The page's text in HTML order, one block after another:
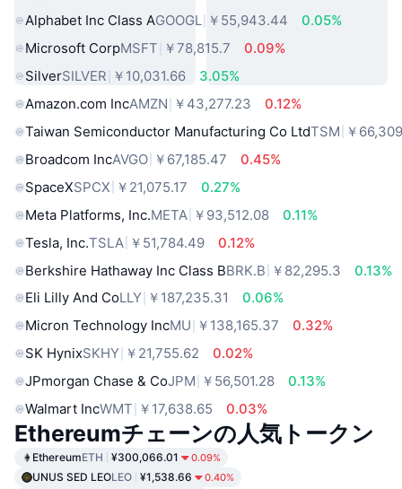
Alphabet Inc Class AGOOGL ￥55,943.44
0.05%
Microsoft CorpMSFT ￥78,815.7
0.09%
SilverSILVER ￥10,031.66
3.05%
Amazon.com IncAMZN ￥43,277.23
0.12%
Taiwan Semiconductor Manufacturing Co LtdTSM ￥
Broadcom IncAVGO ￥67,185.47
0.45%
SpaceXSPCX ￥21,075.17
0.27%
Meta Platforms, Inc.META ￥93,512.08
0.11%
Tesla, Inc.TSLA ￥51,784.49
0.12%
Berkshire Hathaway Inc Class BBRK.B ￥82,295.3
0.13%
Eli Lilly And CoLLY ￥187,235.31
0.06%
Micron Technology IncMU ￥138,165.37
0.32%
SK HynixSKHY ￥21,755.62
0.02%
JPmorgan Chase & CoJPM ￥56,501.28
0.13%
Walmart IncWMT ￥17,638.65 0.03%
Ethereumチェーンの人気トークン
EthereumETH ¥300,066.01 0.09%
UNUS SED LEOLEO ¥1,538.66 0.40%